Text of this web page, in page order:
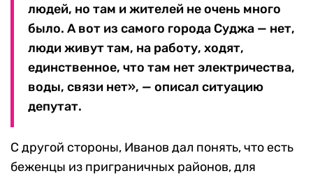
людей, но там и жителей не очень много
было. А вот из самого города Суджа — нет,
люди живут там, на работу, ходят,
единственное, что там нет электричества,
воды, связи нет», — описал ситуацию
депутат.
С другой стороны, Иванов дал понять, что есть
беженцы из приграничных районов, для